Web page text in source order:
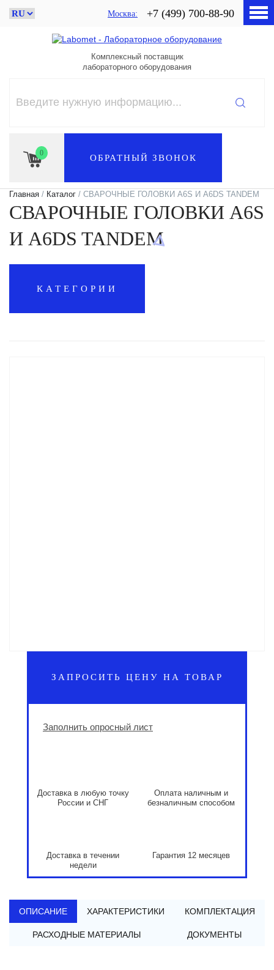
Москва +7 (499) 700-88-90
Комплексный поставщик
лабораторного оборудования
0 ОБРАТНЫЙ ЗВОНОК
Главная / Каталог / СВАРОЧНЫЕ ГОЛОВКИ A6S И A6DS TANDEM
СВАРОЧНЫЕ ГОЛОВКИ A6S
И A6DS TANDEM
КАТЕГОРИИ
ЗАПРОСИТЬ ЦЕНУ НА ТОВАР
Заполнить опросный лист
Доставка в любую точку
России и СНГ
Оплата наличным и
безналичным способом
Доставка в течении
недели
Гарантия 12 месяцев
ОПИСАНИЕ ХАРАКТЕРИСТИКИ КОМПЛЕКТАЦИЯ
РАСХОДНЫЕ МАТЕРИАЛЫ ДОКУМЕНТЫ